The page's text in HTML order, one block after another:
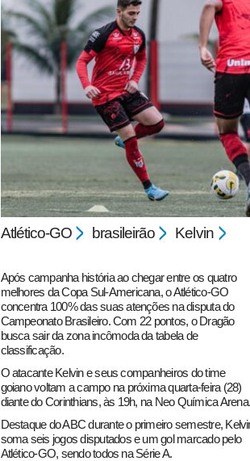
pecbol.com
Atlético-GO brasileirão Kelvin
Após campanha história ao chegar entre os quatro
melhores da Copa Sul-Americana, o Atlético-GO
concentra 100% das suas atenções na disputa do
Campeonato Brasileiro. Com 22 pontos, o Dragão
busca sair da zona incômoda da tabela de
classificação.
O atacante Kelvin e seus companheiros do time
goiano voltam a campo na próxima quarta-feira (28)
diante do Corinthians, às 19h, na Neo Química Arena.
Destaque do ABC durante o primeiro semestre,
soma seis jogos disputados e um gol marcado pelo
Atlético-GO, sendo todos na Série A.